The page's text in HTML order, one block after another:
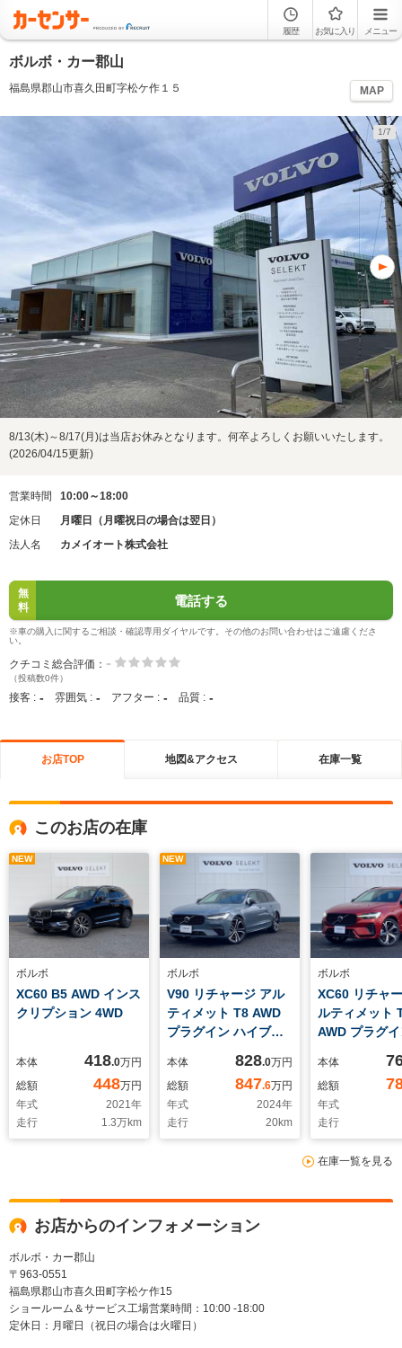
履歴 お気に入り メニュー
ボルボ・カー郡山
福島県郡山市喜久田町字松ケ作１５ MAP
1/7
8/13(木)～8/17(月)は当店お休みとなります。何卒よろしくお願いいたします。
(2026/04/15更新)
営業時間
10:00～18:00
定休日
月曜日（月曜祝日の場合は翌日）
法人名
カメイオート株式会社
無
料
電話する
※車の購入に関するご相談・確認専用ダイヤルです。その他のお問い合わせはご遠慮くださ
い。
クチコミ総合評価： -
（投稿数0件）
接客 : - 雰囲気 : - アフター : - 品質 : -
お店TOP 地図&アクセス 在庫一覧
このお店の在庫
NEW
ボルボ
XC60 B5 AWD インス
クリプション 4WD
本体 418.0万円
総額
448万円
年式
2021年
走行
1.3万km
NEW
ボルボ
V90 リチャージ アル
ティメット T8 AWD
プラグイン ハイブリ
本体 828.0万円
総額
847.6万円
年式
2024年
走行
20km
ボルボ
XC60 リチャ
ルティメット
AWD プラグ
本体
総額
年式
走行
在庫一覧を見る
お店からのインフォメーション
ボルボ・カー郡山
〒963-0551
福島県郡山市喜久田町字松ケ作15
ショールーム＆サービス工場営業時間：10:00 -18:00
定休日：月曜日（祝日の場合は火曜日）